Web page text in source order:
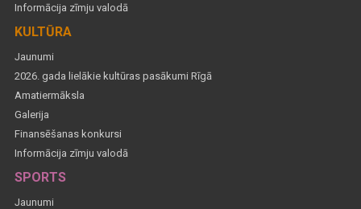
Informācija zīmju valodā
KULTŪRA
Jaunumi
2026. gada lielākie kultūras pasākumi Rīgā
Amatiermāksla
Galerija
Finansēšanas konkursi
Informācija zīmju valodā
SPORTS
Jaunumi